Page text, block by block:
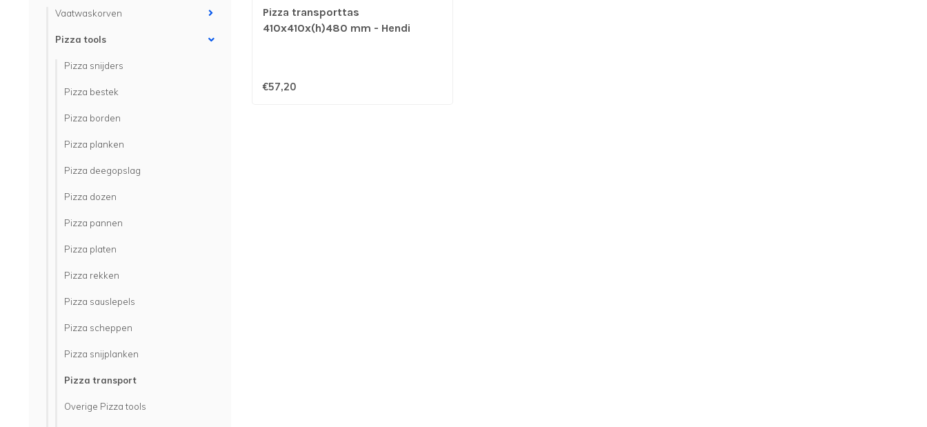
Vaatwaskorven
Pizza tools
Pizza snijders
Pizza bestek
Pizza borden
Pizza planken
Pizza deegopslag
Pizza dozen
Pizza pannen
Pizza platen
Pizza rekken
Pizza sauslepels
Pizza scheppen
Pizza snijplanken
Pizza transport
Overige Pizza tools
Pizza transporttas
410x410x(h)480 mm - Hendi
€57,20